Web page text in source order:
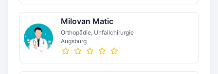
Milovan Matic
Orthopädie, Unfallchirurgie
Augsburg